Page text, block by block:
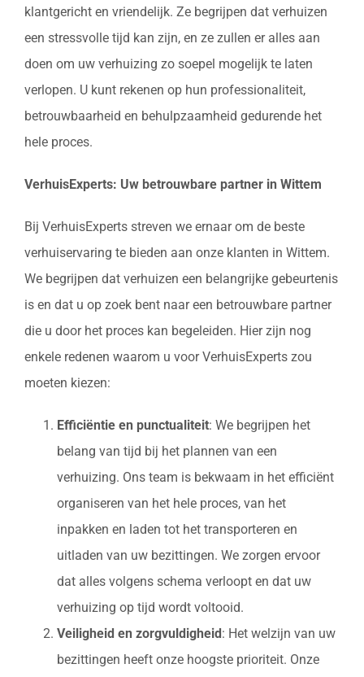
klantgericht en vriendelijk. Ze begrijpen dat verhuizen
een stressvolle tijd kan zijn, en ze zullen er alles aan
doen om uw verhuizing zo soepel mogelijk te laten
verlopen. U kunt rekenen op hun professionaliteit,
betrouwbaarheid en behulpzaamheid gedurende het
hele proces.
VerhuisExperts: Uw betrouwbare partner in Wittem
Bij VerhuisExperts streven we ernaar om de beste
verhuiservaring te bieden aan onze klanten in Wittem.
We begrijpen dat verhuizen een belangrijke gebeurtenis
is en dat u op zoek bent naar een betrouwbare partner
die u door het proces kan begeleiden. Hier zijn nog
enkele redenen waarom u voor VerhuisExperts zou
moeten kiezen:
Efficiëntie en punctualiteit: We begrijpen het
belang van tijd bij het plannen van een
verhuizing. Ons team is bekwaam in het efficiënt
organiseren van het hele proces, van het
inpakken en laden tot het transporteren en
uitladen van uw bezittingen. We zorgen ervoor
dat alles volgens schema verloopt en dat uw
verhuizing op tijd wordt voltooid.
Veiligheid en zorgvuldigheid : Het welzijn van uw
bezittingen heeft onze hoogste prioriteit. Onze